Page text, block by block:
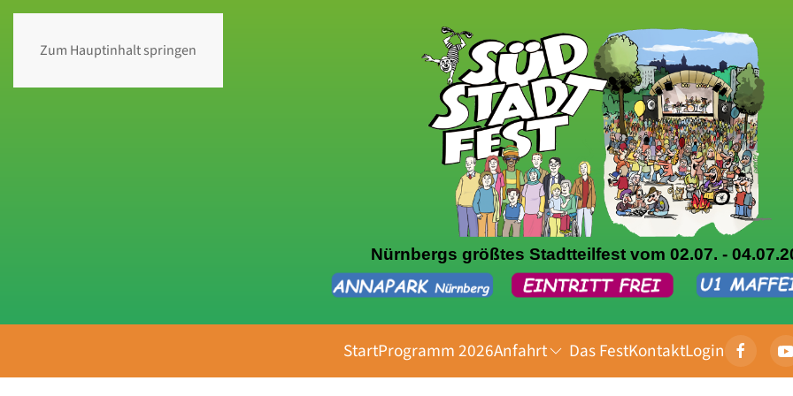
Zum Hauptinhalt springen
Nürnbergs größtes Stadtteilfest vom 02.07. -
StartProgramm 2026Anfahrt Das FestKontaktLogin